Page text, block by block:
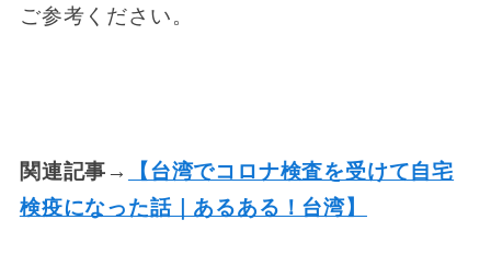
ご参考ください。
関連記事→
【台湾でコロナ検査を受けて自宅
検疫になった話｜あるある！台湾】